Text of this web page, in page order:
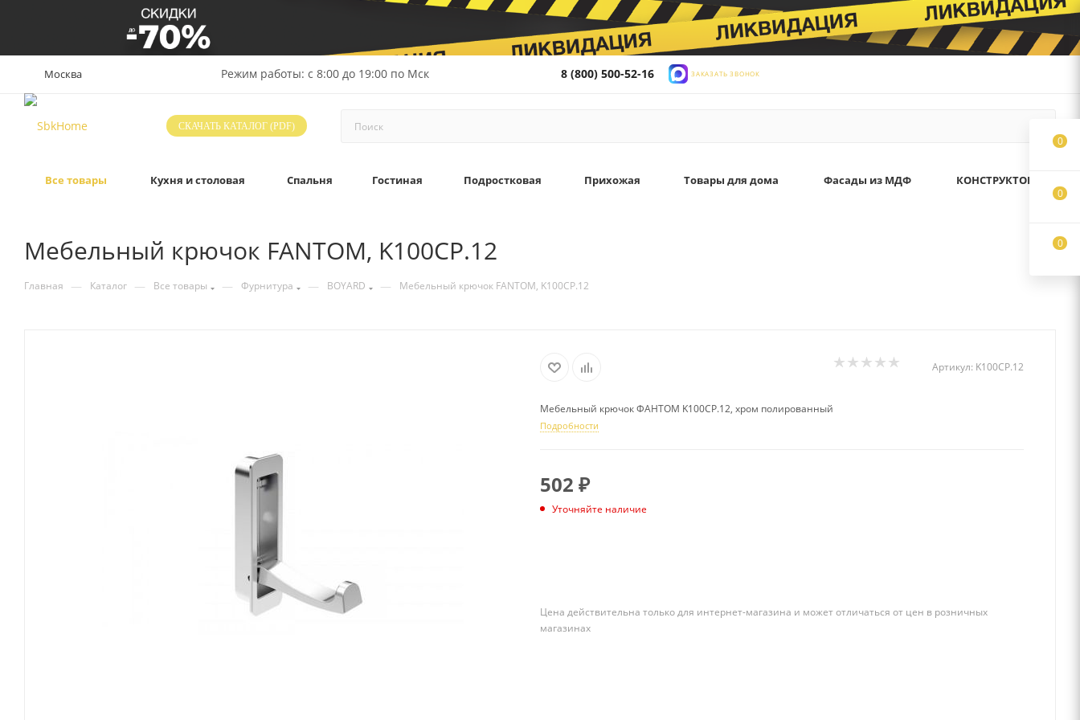
Москва Режим работы: с 8:00 до 19:00 по Мск 8 (800) 500-52-16 ЗАКАЗАТЬ ЗВОНОК
СКАЧАТЬ КАТАЛОГ (PDF)
Все товары Кухня и столовая Спальня Гостиная Подростковая Прихожая Товары для дома Фасады из МДФ КОНСТРУКТОР
Мебельный крючок FANTOM, K100CP.12
Главная — Каталог — Все товары — Фурнитура — BOYARD — Мебельный крючок FANTOM, K100CP.12
Артикул: K100CP.12
Мебельный крючок ФАНТОМ K100CP.12, хром полированный
Подробности
502 ₽
Уточняйте наличие
Цена действительна только для интернет-магазина и может отличаться от цен в розничных
магазинах
0
0
0